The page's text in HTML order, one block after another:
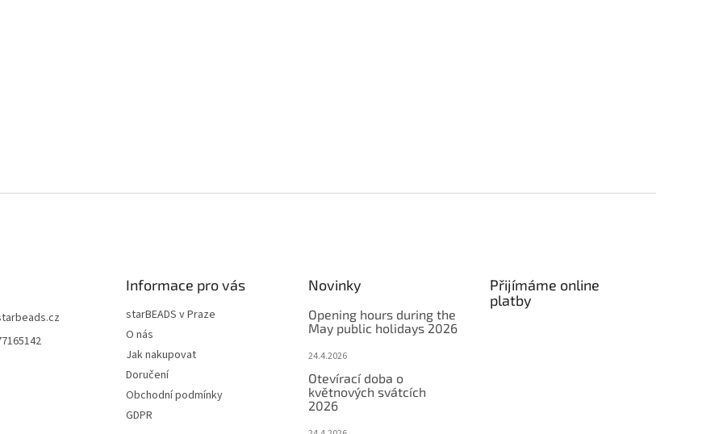
Informace pro vás
starBEADS v Praze
O nás
Jak nakupovat
Doručení
Obchodní podmínky
GDPR
Novinky
Opening hours during the
May public holidays 2026
24.4.2026
Otevírací doba o
květnových svátcích
2026
Přijímáme online
platby